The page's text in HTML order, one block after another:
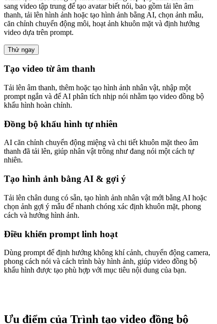
sang video tập trung để tạo avatar biết nói, bao gồm tải lên âm
thanh, tải lên hình ảnh hoặc tạo hình ảnh bằng AI, chọn ảnh mẫu,
căn chỉnh chuyển động môi, hoạt ảnh khuôn mặt và định hướng
video dựa trên prompt.
Thử ngay
Tạo video từ âm thanh
Tải lên âm thanh, thêm hoặc tạo hình ảnh nhân vật, nhập một
prompt ngắn và để AI phân tích nhịp nói nhằm tạo video đồng bộ
khẩu hình hoàn chỉnh.
Đồng bộ khẩu hình tự nhiên
AI căn chỉnh chuyển động miệng và chi tiết khuôn mặt theo âm
thanh đã tải lên, giúp nhân vật trông như đang nói một cách tự
nhiên.
Tạo hình ảnh bằng AI & gợi ý
Tải lên chân dung có sẵn, tạo hình ảnh nhân vật mới bằng AI hoặc
chọn ảnh gợi ý mẫu để nhanh chóng xác định khuôn mặt, phong
cách và hướng hình ảnh.
Điều khiển prompt linh hoạt
Dùng prompt để định hướng không khí cảnh, chuyển động camera,
phong cách nói và cách trình bày hình ảnh, giúp video đồng bộ
khẩu hình được tạo phù hợp với mục tiêu nội dung của bạn.
Ưu điểm của Trình tạo video đồng bộ